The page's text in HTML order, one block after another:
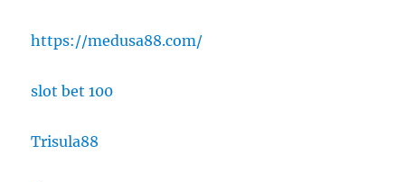
https://medusa88.com/
slot bet 100
Trisula88